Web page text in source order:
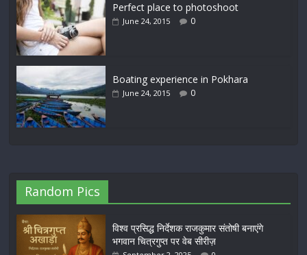
Perfect place to photoshoot
June 24, 2015 0
Boating experience in Pokhara
June 24, 2015 0
Random Pics
विश्व प्रसिद्ध निर्देशक राजकुमार संतोषी बनाएंगे
भगवान चित्रगुप्त पर वेब सीरीज़